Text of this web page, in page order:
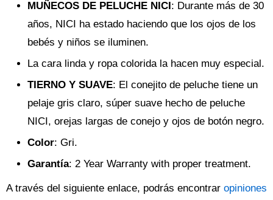
MUÑECOS DE PELUCHE NICI: Durante más de 30
años, NICI ha estado haciendo que los ojos de los
bebés y niños se iluminen.
La cara linda y ropa colorida la hacen muy especial.
TIERNO Y SUAVE: El conejito de peluche tiene un
pelaje gris claro, súper suave hecho de peluche
NICI, orejas largas de conejo y ojos de botón negro.
Color: Gri.
Garantía: 2 Year Warranty with proper treatment.
A través del siguiente enlace, podrás encontrar opiniones